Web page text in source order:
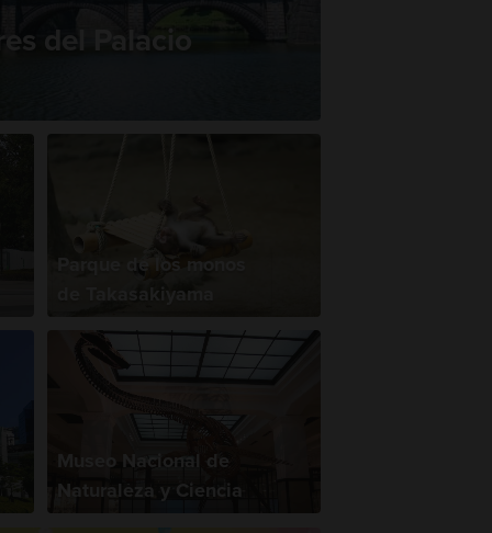
del Palacio
Parque de los monos
de Takasakiyama
Museo Nacional de
Naturaleza y Ciencia